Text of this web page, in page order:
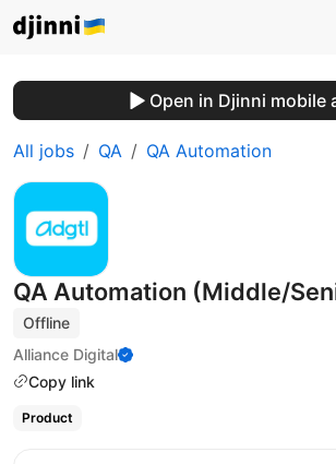
Open in Djinni mobile
All jobs QA QA Automation
QA Automation (Middle/
Offline
Alliance Digital
Copy link
Product